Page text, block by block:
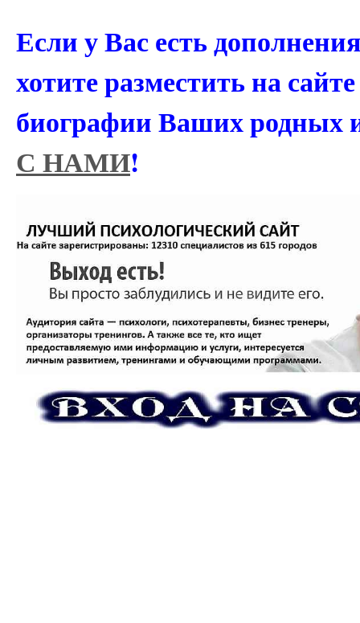
Если у Вас есть
хотите разместить на
биографии Ваших родных
С НАМИ!